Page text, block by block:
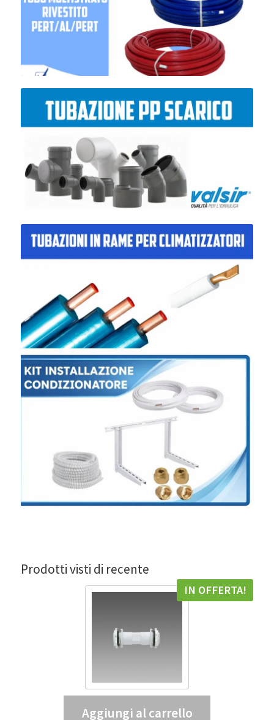
Prodotti visti di recente
Tubo di giunzione 938 – DIS 99807300
IN OFFERTA!
Aggiungi al carrello